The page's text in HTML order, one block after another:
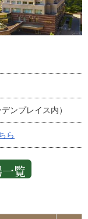
ンプレイス内）
ら
覧